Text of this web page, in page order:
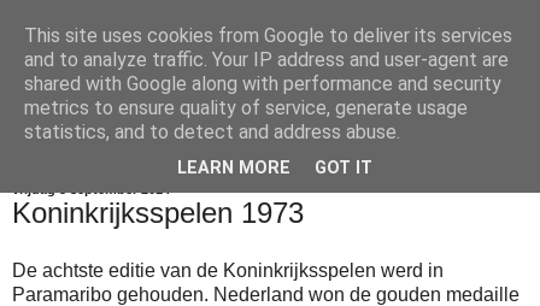
Voetbalkroniek
Koninkrijksspelen 1973
De achtste editie van de Koninkrijksspelen werd in
Paramaribo gehouden. Nederland won de gouden medaille
This site uses cookies from Google to deliver its services
and to analyze traffic. Your IP address and user-agent are
shared with Google along with performance and security
metrics to ensure quality of service, generate usage
statistics, and to detect and address abuse.
LEARN MORE GOT IT